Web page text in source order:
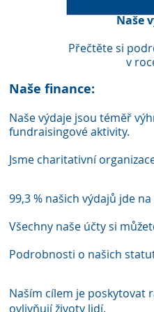
Naše
Přečtěte si
v
Naše finance:
Naše výdaje jsou téměř
fundraisingové aktivity.
Jsme charitativní
99,3 % našich výdajů jde
Všechny naše účty si
Podrobnosti o našich
Naším cílem je poskytovat
ovlivňují životy lidí.